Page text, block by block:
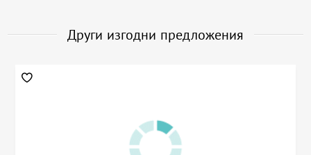
Други изгодни предложения